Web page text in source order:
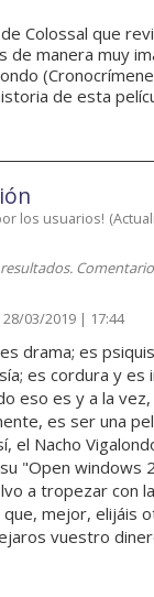
Colossal que
de manera muy
de esta
los usuarios! (
resultados.
28/03/2019 | 17:44
drama; es
es cordura y es
eso es y a la
es ser una
el Nacho
"Open windows
a tropezar con
mejor, elijáis
vuestro